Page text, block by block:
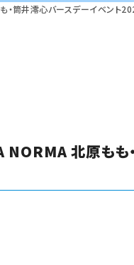
筒井澪心バースデーイベント
北原もも